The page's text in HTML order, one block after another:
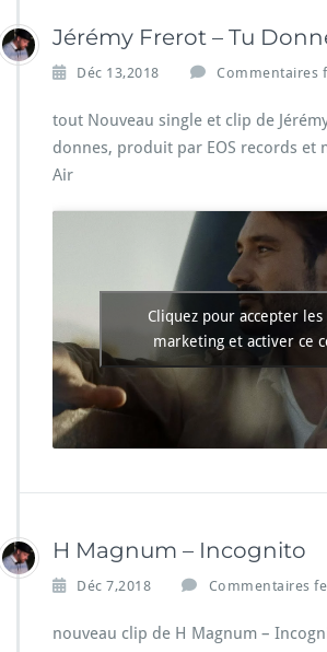
Jérémy Frerot – Tu
Déc 13,2018 Commentaires
tout Nouveau single et clip de
donnes, produit par EOS records et
Air
Cliquez pour accepter les
marketing et activer ce
H Magnum – Incognito
Déc 7,2018 Commentaires
nouveau clip de H Magnum –